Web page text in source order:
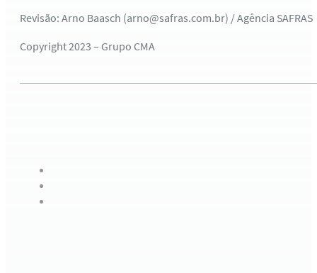
Revisão: Arno Baasch (arno@safras.com.br) / Agência SAFRAS
Copyright 2023 – Grupo CMA